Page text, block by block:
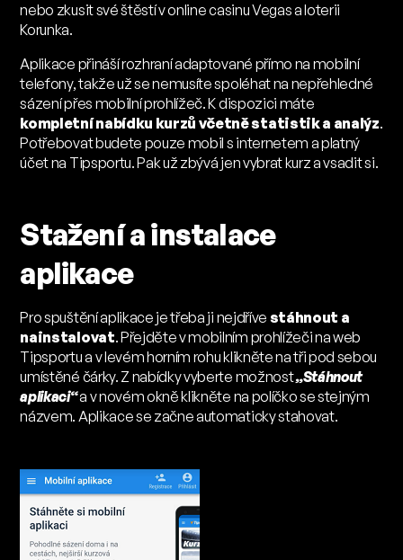
nebo zkusit své štěstí v online casinu Vegas a loterii
Korunka.
Aplikace přináší rozhraní adaptované přímo na mobilní
telefony, takže už se nemusíte spoléhat na nepřehledné
sázení přes mobilní prohlížeč. K dispozici máte
kompletní nabídku kurzů včetně statistik a analýz.
Potřebovat budete pouze mobil s internetem a platný
účet na Tipsportu. Pak už zbývá jen vybrat kurz a vsadit si.
Stažení a instalace
aplikace
Pro spuštění aplikace je třeba ji nejdříve stáhnout a
nainstalovat. Přejděte v mobilním prohlížeči na web
Tipsportu a v levém horním rohu klikněte na tři pod sebou
umístěné čárky. Z nabídky vyberte možnost„Stáhnout
aplikaci“a v novém okně klikněte na políčko se stejným
názvem. Aplikace se začne automaticky stahovat.